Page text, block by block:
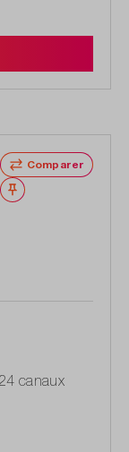
Comparer
Noter
canaux